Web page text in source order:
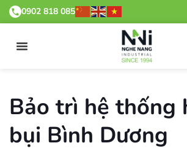
0902 818 085
Bảo trì hệ thống
bụi Bình Dương